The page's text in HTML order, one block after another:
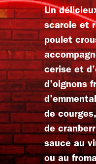
Un
scarole et
poulet
cerise et
d'oignons
de
de
sauce au
ou au